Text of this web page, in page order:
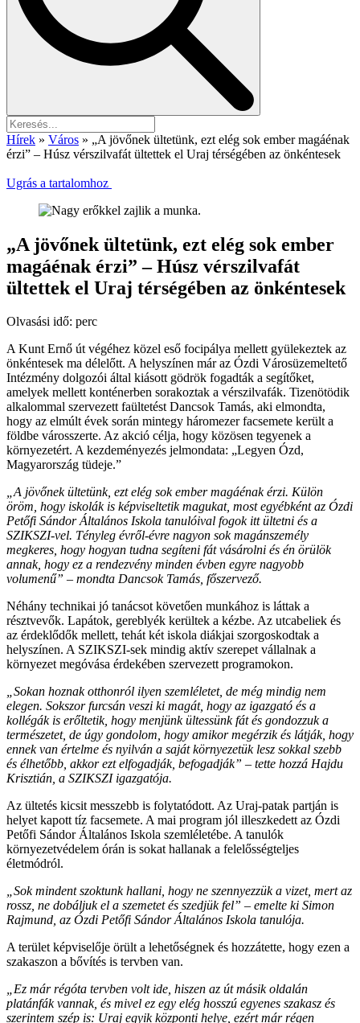
Hírek » Város » „A jövőnek ültetünk, ezt elég sok ember magáénak
érzi” – Húsz vérszilvafát ültettek el Uraj térségében az önkéntesek
Ugrás a tartalomhoz
„A jövőnek ültetünk, ezt elég sok ember
magáénak érzi” – Húsz vérszilvafát
ültettek el Uraj térségében az önkéntesek
Olvasási idő: perc
A Kunt Ernő út végéhez közel eső focipálya mellett gyülekeztek az
önkéntesek ma délelőtt. A helyszínen már az Ózdi Városüzemeltető
Intézmény dolgozói által kiásott gödrök fogadták a segítőket,
amelyek mellett konténerben sorakoztak a vérszilvafák. Tizenötödik
alkalommal szervezett faültetést Dancsok Tamás, aki elmondta,
hogy az elmúlt évek során mintegy háromezer facsemete került a
földbe városszerte. Az akció célja, hogy közösen tegyenek a
környezetért. A kezdeményezés jelmondata: „Legyen Ózd,
Magyarország tüdeje.”
„A jövőnek ültetünk, ezt elég sok ember magáénak érzi. Külön
öröm, hogy iskolák is képviseltetik magukat, most egyébként az Ózdi
Petőfi Sándor Általános Iskola tanulóival fogok itt ültetni és a
SZIKSZI-vel. Tényleg évről-évre nagyon sok magánszemély
megkeres, hogy hogyan tudna segíteni fát vásárolni és én örülök
annak, hogy ez a rendezvény minden évben egyre nagyobb
volumenű” – mondta Dancsok Tamás, főszervező.
Néhány technikai jó tanácsot követően munkához is láttak a
résztvevők. Lapátok, gereblyék kerültek a kézbe. Az utcabeliek és
az érdeklődők mellett, tehát két iskola diákjai szorgoskodtak a
helyszínen. A SZIKSZI-sek mindig aktív szerepet vállalnak a
környezet megóvása érdekében szervezett programokon.
„Sokan hoznak otthonról ilyen szemléletet, de még mindig nem
elegen. Sokszor furcsán veszi ki magát, hogy az igazgató és a
kollégák is erőltetik, hogy menjünk ültessünk fát és gondozzuk a
természetet, de úgy gondolom, hogy amikor megérzik és látják, hogy
ennek van értelme és nyilván a saját környezetük lesz sokkal szebb
és élhetőbb, akkor ezt elfogadják, befogadják” – tette hozzá Hajdu
Krisztián, a SZIKSZI igazgatója.
Az ültetés kicsit messzebb is folytatódott. Az Uraj-patak partján is
helyet kapott tíz facsemete. A mai program jól illeszkedett az Ózdi
Petőfi Sándor Általános Iskola szemléletébe. A tanulók
környezetvédelem órán is sokat hallanak a felelősségteljes
életmódról.
„Sok mindent szoktunk hallani, hogy ne szennyezzük a vizet, mert az
rossz, ne dobáljuk el a szemetet és szedjük fel” – emelte ki Simon
Rajmund, az Ózdi Petőfi Sándor Általános Iskola tanulója.
A terület képviselője örült a lehetőségnek és hozzátette, hogy ezen a
szakaszon a bővítés is tervben van.
„Ez már régóta tervben volt ide, hiszen az út másik oldalán
platánfák vannak, és mivel ez egy elég hosszú egyenes szakasz és
szerintem szép is: Uraj egyik központi helye, ezért már régen